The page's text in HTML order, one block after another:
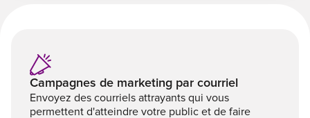
Campagnes de marketing par courriel
Envoyez des courriels attrayants qui vous
permettent d'atteindre votre public et de faire